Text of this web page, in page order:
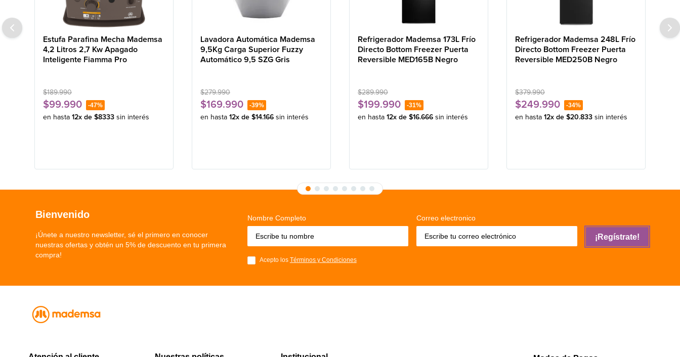
Estufa Parafina Mecha Mademsa
4,2 Litros 2,7 Kw Apagado
Inteligente Fiamma Pro
$189.990
$99.990 -47%
en hasta 12x de $8333 sin interés
Lavadora Automática Mademsa
9,5Kg Carga Superior Fuzzy
Automático 9,5 SZG Gris
$279.990
$169.990 -39%
en hasta 12x de $14.166 sin interés
Refrigerador Mademsa 173L Frío
Directo Bottom Freezer Puerta
Reversible MED165B Negro
$289.990
$199.990 -31%
en hasta 12x de $16.666 sin interés
Refrigerador Mademsa 248L Frío
Directo Bottom Freezer Puerta
Reversible MED250B Negro
$379.990
$249.990 -34%
en hasta 12x de $20.833 sin interés
Bienvenido
¡Únete a nuestro newsletter, sé el primero en conocer
nuestras ofertas y obtén un 5% de descuento en tu primera
compra!
Nombre Completo Correo electronico
Acepto los Términos y Condiciones
¡Regístrate!